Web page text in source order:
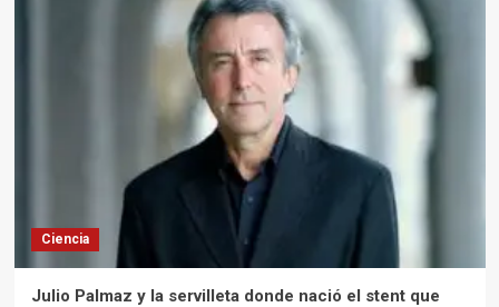
Ciencia
Julio Palmaz y la servilleta donde nació el stent que